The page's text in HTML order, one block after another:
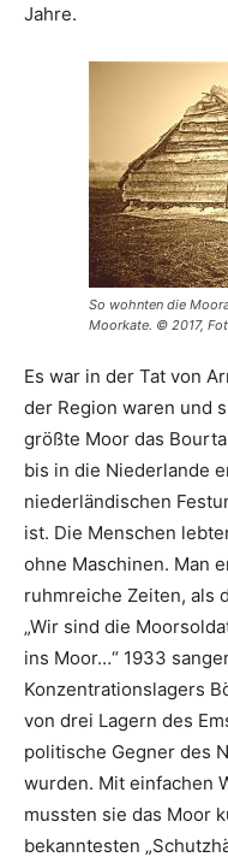
Jahre.
So wohnten die
Moorkate. © 2017,
Es war in der Tat von
der Region waren und
größte Moor das
bis in die Niederlande
niederländischen
ist. Die Menschen
ohne Maschinen. Man
ruhmreiche Zeiten, als
„Wir sind die
ins Moor…“ 1933
Konzentrationslagers
von drei Lagern des
politische Gegner des
wurden. Mit einfachen
mussten sie das Moor
bekanntesten